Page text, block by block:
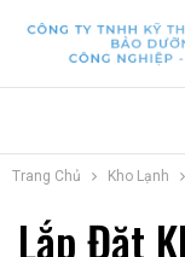
Trang Chủ Kho Lạnh
Lắp Đặt